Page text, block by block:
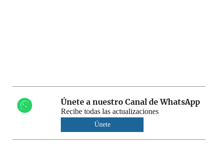
Únete a nuestro Canal de WhatsApp
Recibe todas las actualizaciones
Únete